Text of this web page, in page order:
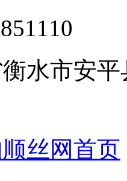
水市安
丝网首页